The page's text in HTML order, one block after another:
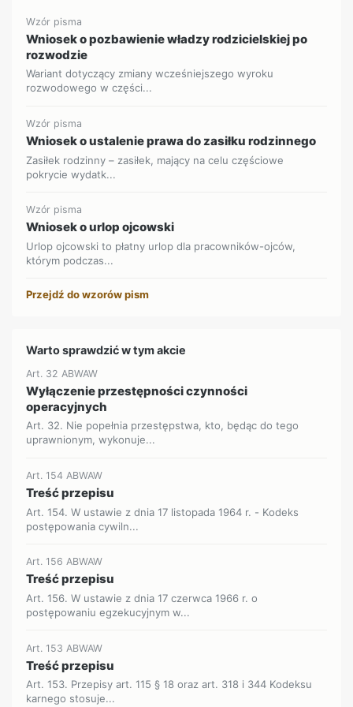
Wzór pisma
Wniosek o pozbawienie władzy rodzicielskiej po
rozwodzie
Wariant dotyczący zmiany wcześniejszego wyroku
rozwodowego w części...
Wzór pisma
Wniosek o ustalenie prawa do zasiłku rodzinnego
Zasiłek rodzinny – zasiłek, mający na celu częściowe
pokrycie wydatk...
Wzór pisma
Wniosek o urlop ojcowski
Urlop ojcowski to płatny urlop dla pracowników-ojców,
którym podczas...
Przejdź do wzorów pism
Warto sprawdzić w tym akcie
Art. 32 ABWAW
Wyłączenie przestępności czynności
operacyjnych
Art. 32. Nie popełnia przestępstwa, kto, będąc do tego
uprawnionym, wykonuje...
Art. 154 ABWAW
Treść przepisu
Art. 154. W ustawie z dnia 17 listopada 1964 r. - Kodeks
postępowania cywiln...
Art. 156 ABWAW
Treść przepisu
Art. 156. W ustawie z dnia 17 czerwca 1966 r. o
postępowaniu egzekucyjnym w...
Art. 153 ABWAW
Treść przepisu
Art. 153. Przepisy art. 115 § 18 oraz art. 318 i 344 Kodeksu
karnego stosuje...